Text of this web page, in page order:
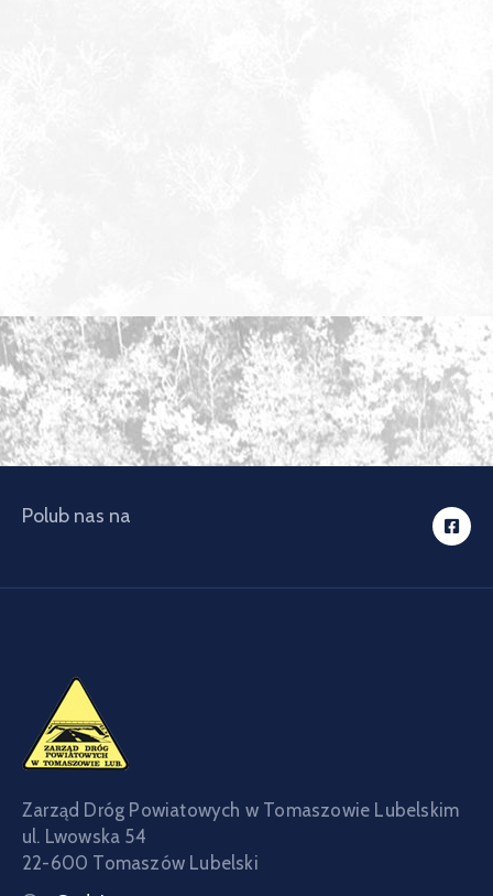
Polub nas na
Zarząd Dróg Powiatowych w Tomaszowie Lubelskim
ul. Lwowska 54
22-600 Tomaszów Lubelski